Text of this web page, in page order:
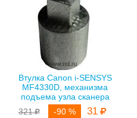
Втулка Canon i-SENSYS
MF4330D, механизма
подъема узла сканера
321
-90 % 31